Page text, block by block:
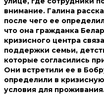
внимание. Галина
после чего ее
что она гражданка
кризисного центра
поддержки семьи,
которые согласились
Они встретили ее в
определили в
условия для